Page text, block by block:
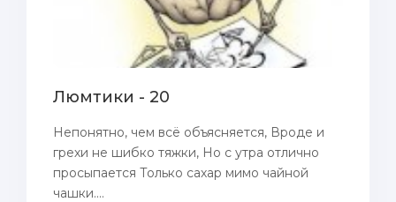
Люмтики - 20
Непонятно, чем всё объясняется, Вроде и
грехи не шибко тяжки, Но с утра отлично
просыпается Только сахар мимо чайной
чашки....